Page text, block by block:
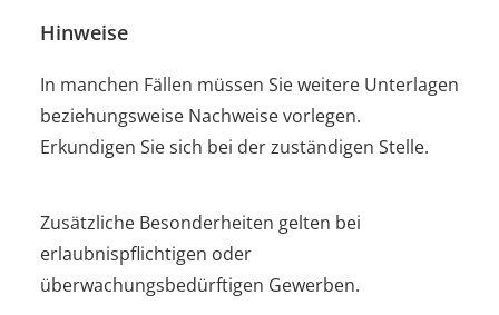
Hinweise
In manchen Fällen müssen Sie weitere Unterlagen
beziehungsweise Nachweise vorlegen.
Erkundigen Sie sich bei der zuständigen Stelle.
Zusätzliche Besonderheiten gelten bei
erlaubnispflichtigen oder
überwachungsbedürftigen Gewerben.